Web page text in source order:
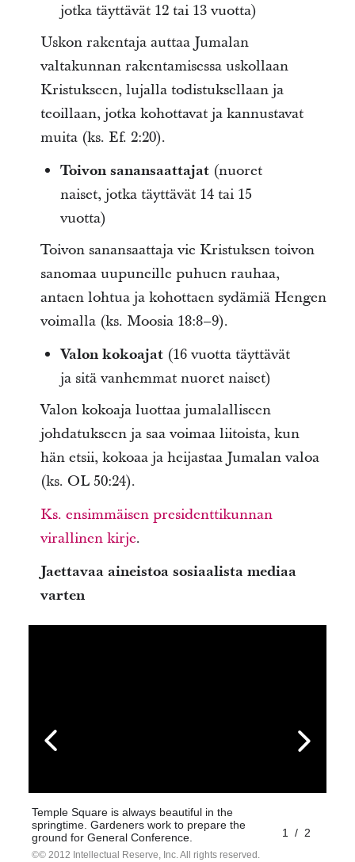
jotka täyttävät 12 tai 13 vuotta)
Uskon rakentaja auttaa Jumalan
valtakunnan rakentamisessa uskollaan
Kristukseen, lujalla todistuksellaan ja
teoillaan, jotka kohottavat ja kannustavat
muita (ks. Ef. 2:20).
Toivon sanansaattajat(nuoret
naiset, jotka täyttävät 14 tai 15
vuotta)
Toivon sanansaattaja vie Kristuksen toivon
sanomaa uupuneille puhuen rauhaa,
antaen lohtua ja kohottaen sydämiä Hengen
voimalla (ks. Moosia 18:8–9).
Valon kokoajat(16 vuotta täyttävät
ja sitä vanhemmat nuoret naiset)
Valon kokoaja luottaa jumalalliseen
johdatukseen ja saa voimaa liitoista, kun
hän etsii, kokoaa ja heijastaa Jumalan valoa
(ks. OL 50:24).
Ks. ensimmäisen presidenttikunnan
virallinen kirje.
Jaettavaa aineistoa sosiaalista mediaa
varten
Temple Square is always beautiful in the
springtime. Gardeners work to prepare the
ground for General Conference.
© 2012 Intellectual Reserve, Inc. All rights reserved.
1 / 2